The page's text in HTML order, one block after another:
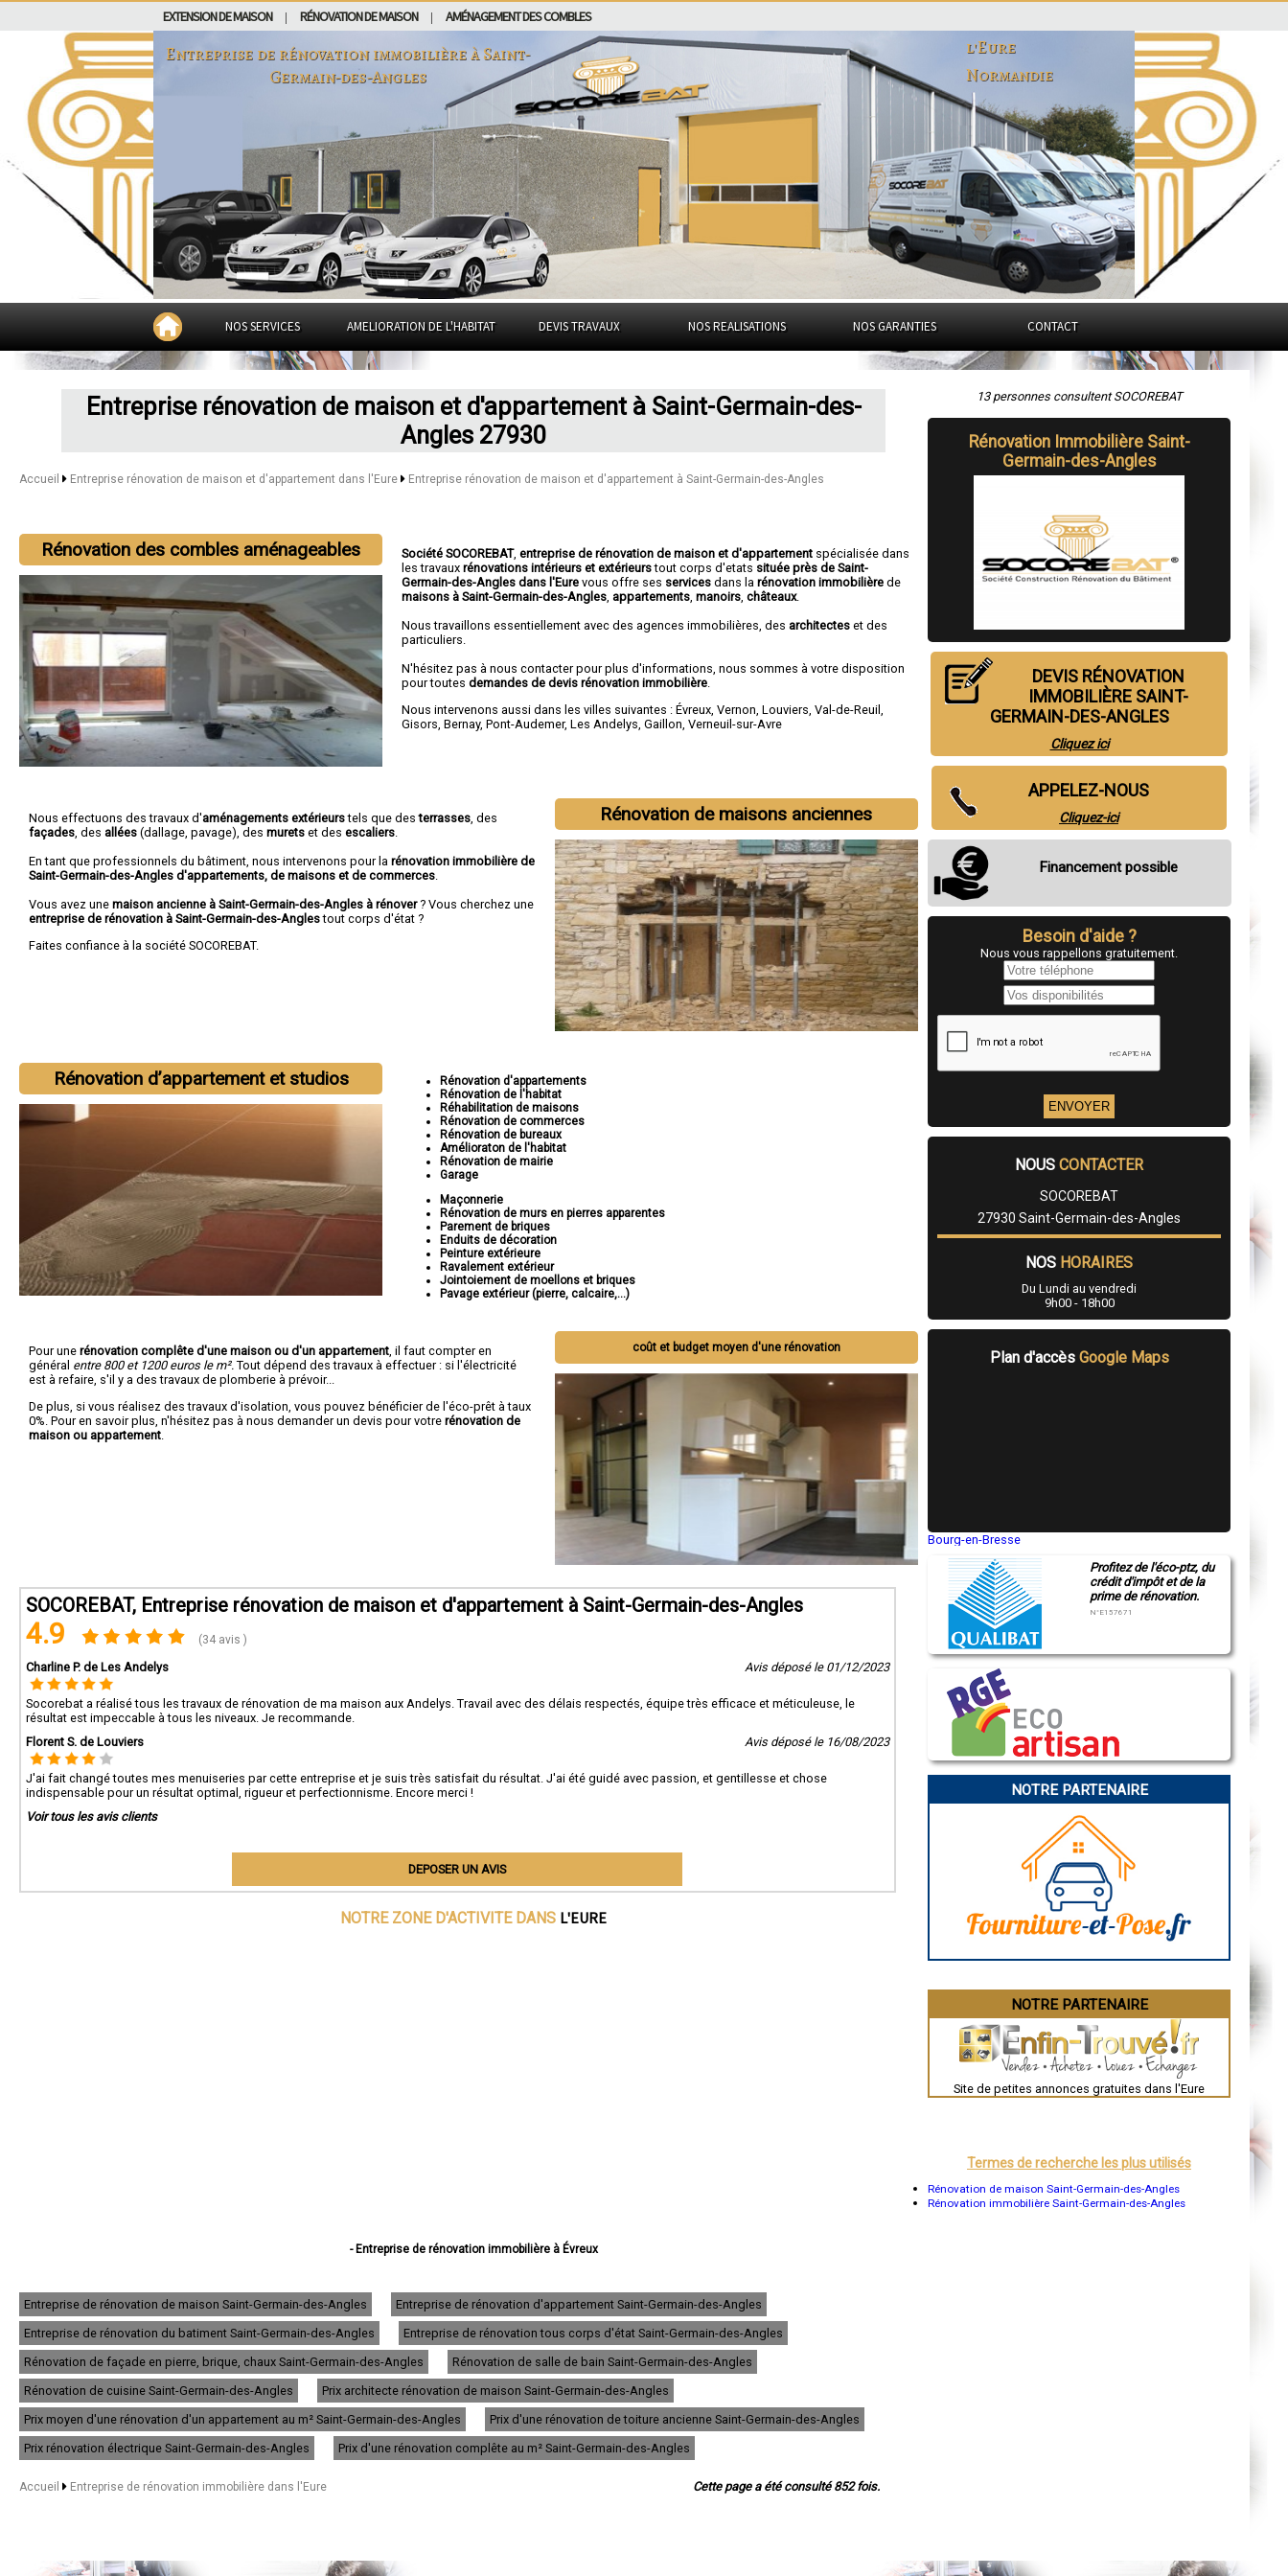
EXTENSION DE MAISON RÉNOVATION DE MAISON AMÉNAGEMENT DES COMBLES
Entreprise de rénovation immobilière àSaint-
Germain-des-Angles
l'Eure
Normandie
NOS SERVICES AMELIORATION DE L'HABITAT DEVIS TRAVAUX NOS REALISATIONS NOS GARANTIES CONTACT
Entreprise rénovation de maison et d'appartement à Saint-Germain-des-
Angles 27930
Accueil Entreprise rénovation de maison et d'appartement dans l'Eure Entreprise rénovation de maison et d'appartement à Saint-Germain-des-Angles
Rénovation des combles aménageables Société SOCOREBAT,entreprise de rénovation de maison et d'appartement spécialisée dans
les travauxrénovations intérieurs et extérieurstout corps d'etats située près de Saint-
Germain-des-Angles dans l'Eurevous offre ses services dans larénovation immobilière de
maisons à Saint-Germain-des-Angles appartements ,manoirs ,châteaux.
Nous travaillons essentiellement avec des agences immobilières, des architectes et des
particuliers.
N'hésitez pas à nous contacter pour plus d'informations, nous sommes à votre disposition
pour toutesdemandes de devis rénovation immobilière
Nous intervenons aussi dans les villes suivantes :Évreux ,Vernon ,Louviers ,Val-de-Reuil
Gisors ,Bernay,Pont-Audemer,Les Andelys ,Gaillon ,Verneuil-sur-Avre
Rénovation de maisons anciennes
Nous effectuons des travaux d'aménagements extérieurstels que desterrasses , des
façades , des allées (dallage, pavage), des murets et des escaliers
En tant que professionnels du bâtiment, nous intervenons pour la rénovation immobilière de
Saint-Germain-des-Angles d'appartements, de maisons et de commerces
Vous avez une maison ancienne à Saint-Germain-des-Angles à rénover? Vous cherchez une
entreprise de rénovation à Saint-Germain-des-Anglestout corps d'état ?
Faites confiance à la société SOCOREBAT.
Rénovation d’appartement et studios
Rénovation d'appartements
Rénovation de l'habitat
Réhabilitation de maisons
Rénovation de commerces
Rénovation de bureaux
Amélioraton de l'habitat
Rénovation de mairie
Garage
Maçonnerie
Rénovation de murs en pierres apparentes
Parement de briques
Enduits de décoration
Peinture extérieure
Ravalement extérieur
Jointoiement de moellons et briques
Pavage extérieur (pierre, calcaire,...)
coût et budget moyen d'une rénovation
Pour une rénovation complête d'une maison ou d'un appartement , il faut compter en
général entre 800 et 1200 euros le m². Tout dépend des travaux à effectuer : si l'électricité
est à refaire, s'il y a des travaux de plomberie à prévoir...
De plus, si vous réalisez des travaux d'isolation, vous pouvez bénéficier de l'éco-prêt à taux
0%. Pour en savoir plus, n'hésitez pas à nous demander un devis pour votre rénovation de
maison ou appartement
SOCOREBAT, Entreprise rénovation de maison et d'appartement à Saint-Germain-des-Angles
4.9 (34 avis )
Charline P. de Les Andelys Avis déposé le 01/12/2023
Socorebat a réalisé tous les travaux de rénovation de ma maison aux Andelys. Travail avec des délais respectés, équipe très efficace et méticuleuse, le
résultat est impeccable à tous les niveaux. Je recommande.
Florent S. de Louviers
Avis déposé le 16/08/2023
J'ai fait changé toutes mes menuiseries par cette entreprise et je suis très satisfait du résultat. J'ai été guidé avec passion, et gentillesse et chose
indispensable pour un résultat optimal, rigueur et perfectionnisme. Encore merci !
Voir tous les avis clients
DEPOSER UN AVIS
NOTRE ZONE D'ACTIVITE DANS L'EURE
- Entreprise de rénovation immobilière à Évreux
- Entreprise de rénovation immobilière à Val-de-Reuil
- Entreprise de rénovation immobilière à Gisors
- Entreprise de rénovation immobilière à Bernay
- Entreprise de rénovation immobilière à Pont-Audemer
- Entreprise de rénovation immobilière à Andelys
- Entreprise de rénovation immobilière à Gaillon
- Entreprise de rénovation immobilière à Verneuil-sur-Avre
- Entreprise de rénovation immobilière à Saint-Marcel
- Entreprise de rénovation immobilière à Conches-en-Ouche
- Entreprise de rénovation immobilière à Pacy-sur-Eure
- Entreprise de rénovation immobilière à Gravigny
Entreprise de rénovation de maison Saint-Germain-des-Angles
Entreprise de rénovation d'appartement Saint-Germain-des-Angles
Entreprise de rénovation du batiment Saint-Germain-des-Angles
Entreprise de rénovation tous corps d'état Saint-Germain-des-Angles
Rénovation de façade en pierre, brique, chaux Saint-Germain-des-Angles
Rénovation de salle de bain Saint-Germain-des-Angles
Rénovation de cuisine Saint-Germain-des-Angles
Prix architecte rénovation de maison Saint-Germain-des-Angles
Prix moyen d'une rénovation d'un appartement au m² Saint-Germain-des-Angles
Prix d'une rénovation de toiture ancienne Saint-Germain-des-Angles
Prix rénovation électrique Saint-Germain-des-Angles
Prix d'une rénovation complête au m² Saint-Germain-des-Angles
Cette page a été consulté 852 fois.
Accueil Entreprise de rénovation immobilière dans l'Eure
13 personnes consultent SOCOREBAT
Rénovation Immobilière Saint-
Germain-des-Angles
DEVIS RÉNOVATION
IMMOBILIÈRE SAINT-
GERMAIN-DES-ANGLES
Cliquez ici
APPELEZ-NOUS
Cliquez-ici
Financement possible
Besoin d'aide ?
Nous vous rappellons gratuitement.
NOUS CONTACTER
SOCOREBAT
27930 Saint-Germain-des-Angles
NOS HORAIRES
Du Lundi au vendredi
9h00 - 18h00
Plan d'accès Google Maps
Bourg-en-Bresse
Montluçon
Manosque
Gap
Charleville-Mézières
Pamiers
Narbonne
Rodez
Marseille
Caen
Angoulême
La Rochelle
Brive-la-Gaillarde
Chartres
Toulouse
Châteauroux
Grenoble
Mont-de-Marsan
Blois
Orléans
Agen
Mende
Chambéry
Profitez de l'éco-ptz, du
crédit d'impôt et de la
prime de rénovation.
N°E157671
NOTRE PARTENAIRE
NOTRE PARTENAIRE
Site de petites annonces gratuites dans l'Eure
Termes de recherche les plus utilisés
Rénovation de maison Saint-Germain-des-Angles
Rénovation immobilière Saint-Germain-des-Angles